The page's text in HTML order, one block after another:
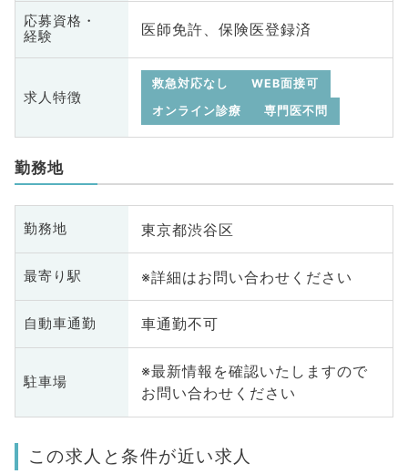
応募資格・
経験
医師免許、保険医登録済
求人特徴
救急対応なし
WEB面接可
オンライン診療
専門医不問
勤務地
勤務地 東京都渋谷区
最寄り駅 ※詳細はお問い合わせください
自動車通勤 車通勤不可
駐車場
※最新情報を確認いたしますので
お問い合わせください
この求人と条件が近い求人